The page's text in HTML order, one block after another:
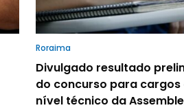
Roraima
Divulgado resultado
do concurso para cargos
nível técnico da